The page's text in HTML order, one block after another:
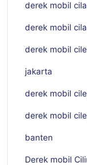
derek mobil
derek mobil
derek mobil
jakarta
derek mobil
derek mobil
banten
Derek mobil